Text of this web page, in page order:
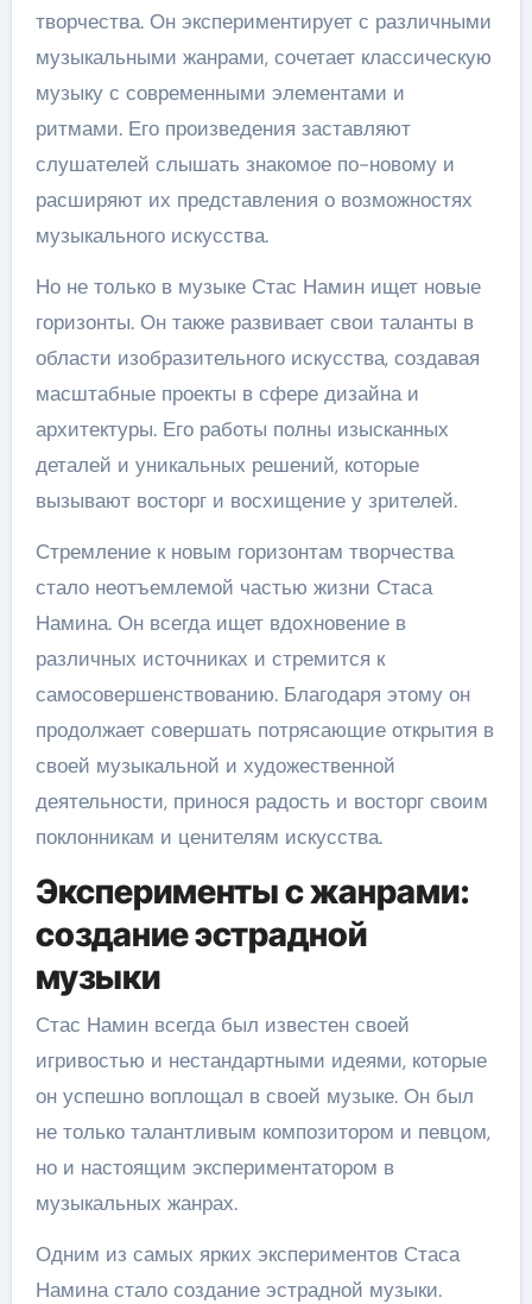
творчества. Он экспериментирует с различными
музыкальными жанрами, сочетает классическую
музыку с современными элементами и
ритмами. Его произведения заставляют
слушателей слышать знакомое по-новому и
расширяют их представления о возможностях
музыкального искусства.
Но не только в музыке Стас Намин ищет новые
горизонты. Он также развивает свои таланты в
области изобразительного искусства, создавая
масштабные проекты в сфере дизайна и
архитектуры. Его работы полны изысканных
деталей и уникальных решений, которые
вызывают восторг и восхищение у зрителей.
Стремление к новым горизонтам творчества
стало неотъемлемой частью жизни Стаса
Намина. Он всегда ищет вдохновение в
различных источниках и стремится к
самосовершенствованию. Благодаря этому он
продолжает совершать потрясающие открытия в
своей музыкальной и художественной
деятельности, принося радость и восторг своим
поклонникам и ценителям искусства.
Эксперименты с жанрами:
создание эстрадной
музыки
Стас Намин всегда был известен своей
игривостью и нестандартными идеями, которые
он успешно воплощал в своей музыке. Он был
не только талантливым композитором и певцом,
но и настоящим экспериментатором в
музыкальных жанрах.
Одним из самых ярких экспериментов Стаса
Намина стало создание эстрадной музыки.